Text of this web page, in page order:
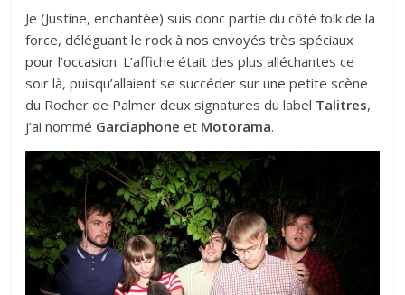
Je (Justine, enchantée) suis donc partie du côté folk de la
force,déléguant le rock à nos envoyés très spéciaux
pour l’occasion. L’affiche était des plus alléchantes ce
soir là, puisqu’allaient se succéder sur une petite scène
du Rocher de Palmer deux signatures du label Talitres,
j’ai nommé Garciaphone et Motorama.